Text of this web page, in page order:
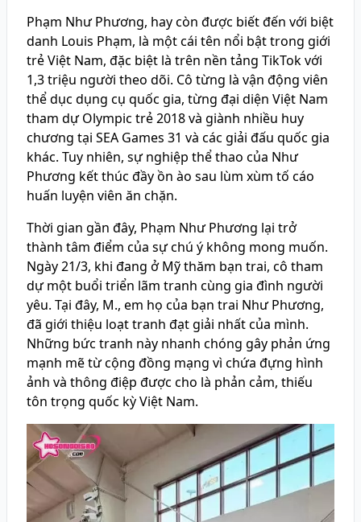
Phạm Như Phương, hay còn được biết đến với biệt
danh Louis Phạm, là một cái tên nổi bật trong giới
trẻ Việt Nam, đặc biệt là trên nền tảng TikTok với
1,3 triệu người theo dõi. Cô từng là vận động viên
thể dục dụng cụ quốc gia, từng đại diện Việt Nam
tham dự Olympic trẻ 2018 và giành nhiều huy
chương tại SEA Games 31 và các giải đấu quốc gia
khác. Tuy nhiên, sự nghiệp thể thao của Như
Phương kết thúc đầy ồn ào sau lùm xùm tố cáo
huấn luyện viên ăn chặn.
Thời gian gần đây, Phạm Như Phương lại trở
thành tâm điểm của sự chú ý không mong muốn.
Ngày 21/3, khi đang ở Mỹ thăm bạn trai, cô tham
dự một buổi triển lãm tranh cùng gia đình người
yêu. Tại đây, M., em họ của bạn trai Như Phương,
đã giới thiệu loạt tranh đạt giải nhất của mình.
Những bức tranh này nhanh chóng gây phản ứng
mạnh mẽ từ cộng đồng mạng vì chứa đựng hình
ảnh và thông điệp được cho là phản cảm, thiếu
tôn trọng quốc kỳ Việt Nam.